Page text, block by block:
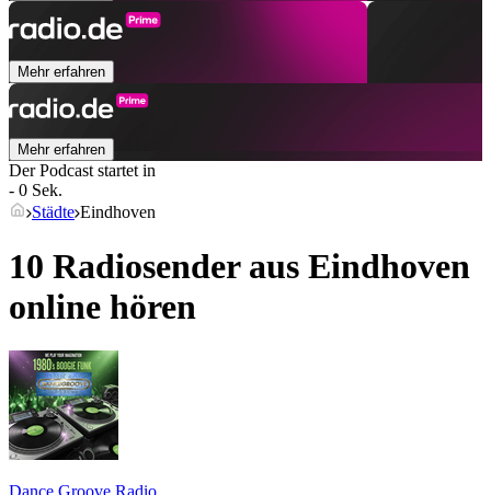
Mehr erfahren
Mehr erfahren
Der Podcast startet in
- 0 Sek.
Städte Eindhoven
10 Radiosender aus Eindhoven
online hören
Dance Groove Radio